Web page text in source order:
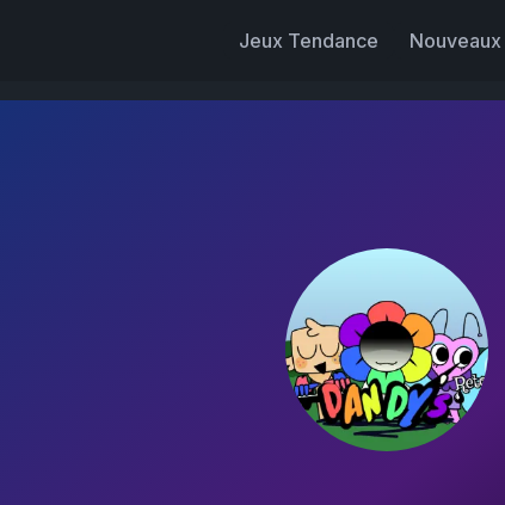
Jeux Tendance